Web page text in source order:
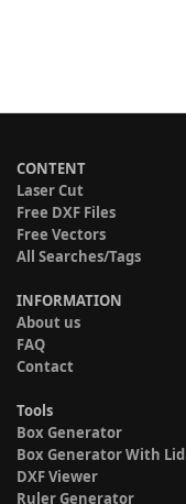
CONTENT
Laser Cut
Free DXF Files
Free Vectors
All Searches/Tags
INFORMATION
About us
FAQ
Contact
Tools
Box Generator
Box Generator With Lid
DXF Viewer
Ruler Generator